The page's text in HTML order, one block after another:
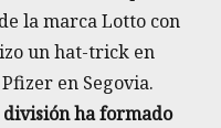
la marca Lotto con
un hat-trick en
en Segovia.
ha formado